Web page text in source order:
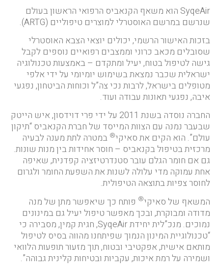
SyqeAir הוא משאף הקנאביס הרפואי הראשון בעולם
שנרשם במרשם האוסטרלי למוצרים טיפוליים (ARTG).
בזכות האישור הרשמי, יכולים יוצאי הצבא האוסטרלי
שסובלים מכאב כרוני וממצבים רפואיים נוספים לקבל
גישה לטיפול בטוח, יעיל ומתקדם – באמצעות טכנולוגיה
ישראלית שכבר נמצאת בשימוש יומיומי על ידי אלפי
מטופלים בישראל, לרבות נכי צה”ל וכוחות הביטחון, נפגעי
איבה, נפגעי תאונות עבודה ועוד.
החברה נוסדה בשנת 2011 על ידי פרי דוידסון, איש הייטק
שבעבר נמנה עם הצוות המייסד של חברת הקנאביס “תיקון
עולם”. הוא הקים את סאיקי® במטרה לתת מענה לבעיה
מרכזית בטיפול בקנאביס – חוסר אחידות בין מנות שונות.
גם אם חומר הגלם עובר סטנדרטיזציה קפדנית, שאיפה
אחת עמוקה מדי עלולה לשנות את השפעת החומר ולגרום
לחוסר צפיות בתוצאה הטיפולית.
המשאף של סאיקי® פותח כך שיאפשר מתן של מנה
מדודה ומבוקרת, ובכך מאפשר טיפול יעיל גם במינונים
נמוכים. מנכ”לית יחידת SyqeAir, חגית קמין, מסבירה כי
“טכנולוגיית המינון הנמוך שפיתחנו מהווה בסיס לטיפול
מותאם אישית, אפקטיבי ובטוח, תוך מזעור תופעות הלוואי
ושמירה על רמת איכות, עקביות ובטיחות קלינית גבוהה”.